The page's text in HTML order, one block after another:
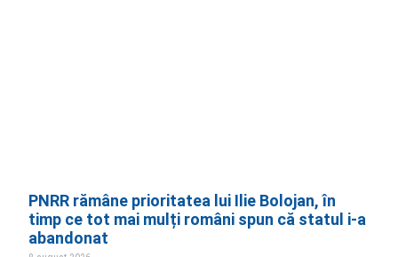
PNRR rămâne prioritatea lui Ilie Bolojan, în
timp ce tot mai mulți români spun că statul i-a
abandonat